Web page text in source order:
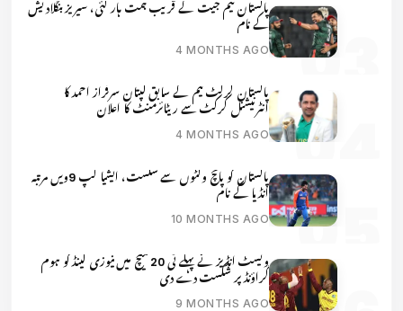
پاکستان ٹیم جیت کے قریب ہمت ہار گئی، سیریز بنگلادیش
کے نام
4 MONTHS AGO
پاکستان کرکٹ ٹیم کے سابق کپتان سرفراز احمد کا
انٹرنیشنل کرکٹ سے ریٹائرمنٹ کا اعلان
4 MONTHS AGO
پاکستان کو پانچ وکٹوں سے شکست، ایشیا کپ 9ویں مرتبہ
انڈیا کے نام
10 MONTHS AGO
ویسٹ انڈیز نے پہلے ٹی 20 میچ میں نیوزی لینڈ کو ہوم
گراؤنڈ پر شکست دے دی
9 MONTHS AGO